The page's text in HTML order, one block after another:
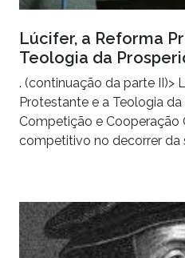
Lúcifer, a Reforma
Teologia da
. (continuação da parte II)>
Protestante e a Teologia
Competição e Cooperação
competitivo no decorrer da